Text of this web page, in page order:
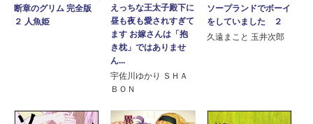
断章のグリム 完全版
２ 人魚姫
えっちな王太子殿下に
昼も夜も愛されすぎて
ます お嫁さんは「抱
き枕」ではありませ
ん...
宇佐川ゆかり ＳＨＡ
ＢＯＮ
ソープランドでボーイ
をしていました ２
久遠まこと 玉井次郎